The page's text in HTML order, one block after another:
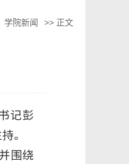
学院新闻 >> 正文
记彭
。
围绕